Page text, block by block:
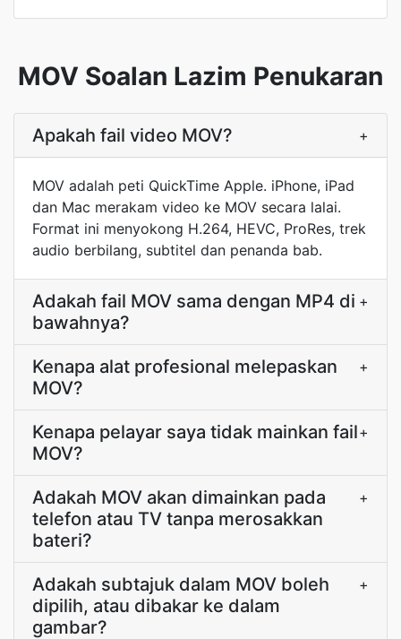
MOV Soalan Lazim Penukaran
Apakah fail video MOV? +
MOV adalah peti QuickTime Apple. iPhone, iPad
dan Mac merakam video ke MOV secara lalai.
Format ini menyokong H.264, HEVC, ProRes, trek
audio berbilang, subtitel dan penanda bab.
Adakah fail MOV sama dengan MP4 di
bawahnya?
+
Kenapa alat profesional melepaskan
MOV?
+
Kenapa pelayar saya tidak mainkan fail
MOV?
+
Adakah MOV akan dimainkan pada
telefon atau TV tanpa merosakkan
bateri?
+
Adakah subtajuk dalam MOV boleh
dipilih, atau dibakar ke dalam
gambar?
+